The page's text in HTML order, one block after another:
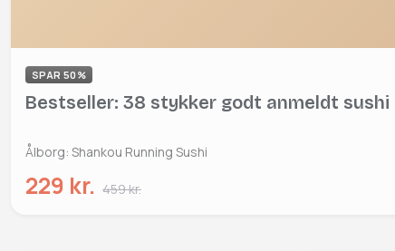
SPAR 50%
Bestseller: 38 stykker godt anmeldt sushi
Ålborg: Shankou Running Sushi
229 kr. 459 kr.